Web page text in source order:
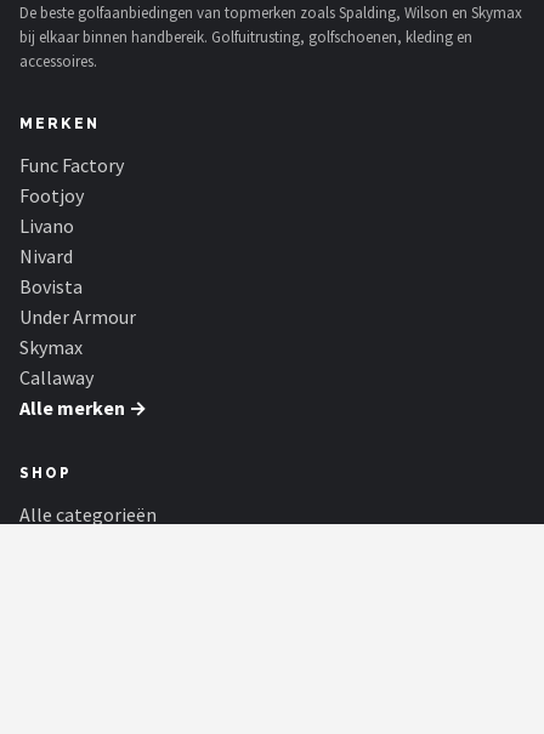
De beste golfaanbiedingen van topmerken zoals Spalding, Wilson en Skymax
bij elkaar binnen handbereik. Golfuitrusting, golfschoenen, kleding en
accessoires.
MERKEN
Func Factory
Footjoy
Livano
Nivard
Bovista
Under Armour
Skymax
Callaway
Alle merken →
SHOP
Alle categorieën